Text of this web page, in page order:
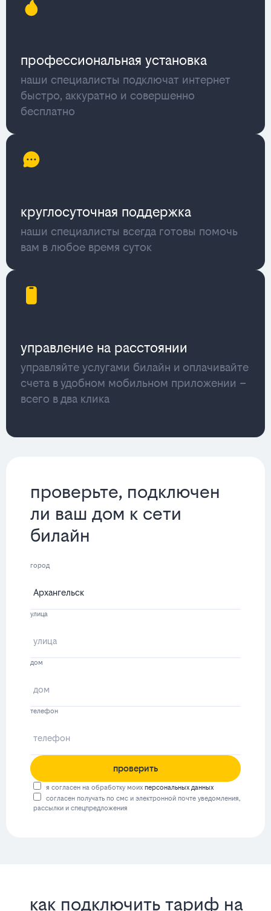
профессиональная установка
наши специалисты подключат интернет
быстро, аккуратно и совершенно
бесплатно
круглосуточная поддержка
наши специалисты всегда готовы помочь
вам в любое время суток
управление на расстоянии
управляйте услугами билайн и оплачивайте
счета в удобном мобильном приложении –
всего в два клика
проверьте, подключен
ли ваш дом к сети
билайн
город
улица
дом
телефон
проверить
я согласен на обработку моих персональных данных
согласен получать по смс и электронной почте уведомления,
рассылки и спецпредложения
как подключить тариф на